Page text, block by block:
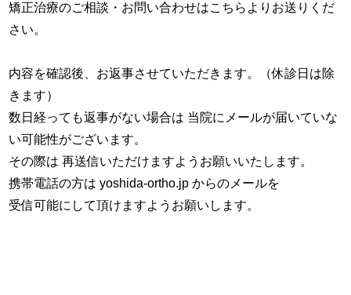
矯正治療のご相談・お問い合わせはこちらよりお送りくだ
さい。
内容を確認後、お返事させていただきます。（休診日は除
きます）
数日経っても返事がない場合は 当院にメールが届いていな
い可能性がございます。
その際は 再送信いただけますようお願いいたします。
携帯電話の方は yoshida-ortho.jp からのメールを
受信可能にして頂けますようお願いします。